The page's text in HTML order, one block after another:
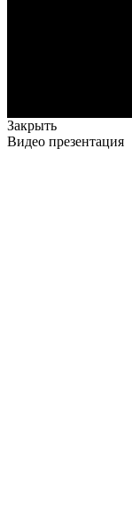
Закрыть
Видео презентация